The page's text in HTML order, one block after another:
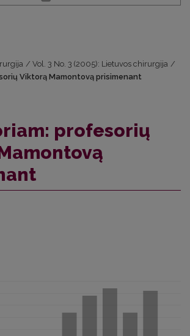
/ Vol. 3 No. 3 (2005): Lietuvos chirurgija /
Viktorą Mamontovą prisimenant
profesorių